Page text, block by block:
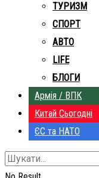
ТУРИЗМ
СПОРТ
АВТО
LIFE
БЛОГИ
Армія / ВПК
Китай Сьогодні
ЄС та НАТО